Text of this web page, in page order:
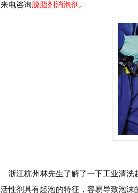
来电咨询脱脂剂消泡剂 。
浙江杭州林先生了解了一下工业清
活性剂具有起泡的特征，容易导致泡